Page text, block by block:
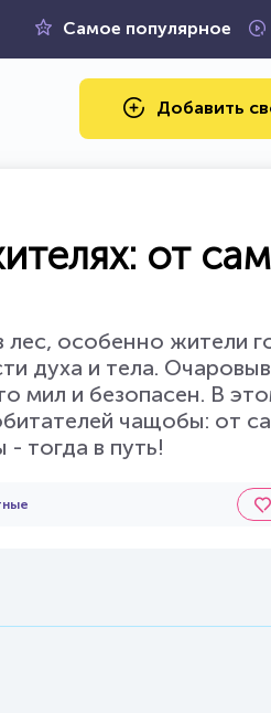
Самое популярное
Добавить
от
лес, особенно жители
духа и тела.
мил и безопасен. В
чащобы: от
тогда в путь!